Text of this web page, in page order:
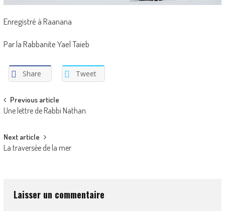
Enregistré à Raanana
Par la Rabbanite Yael Taieb
Share Tweet
Post
navigation
Previous article
Une lettre de Rabbi Nathan.
Next article
La traversée de la mer
Laisser un commentaire